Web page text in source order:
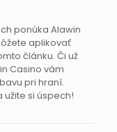
ponúka Alawin
aplikovať
článku. Či už
Casino vám
pri hraní.
užite si úspech!